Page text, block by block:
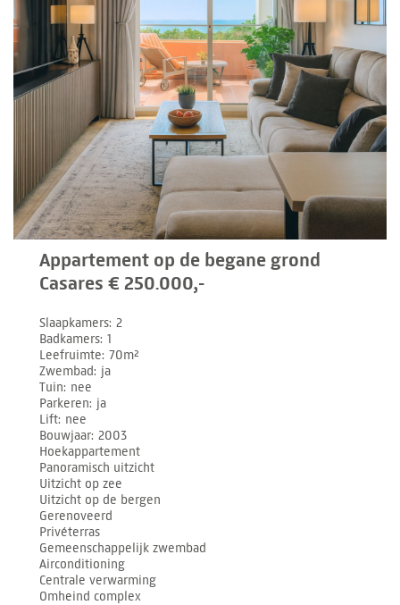
Appartement op de begane grond
Casares € 250.000,-
Slaapkamers 2
Badkamers 1
Leefruimte 70m²
Zwembad ja
Tuin nee
Parkeren ja
Lift nee
Bouwjaar 2003
Hoekappartement
Panoramisch uitzicht
Uitzicht op zee
Uitzicht op de bergen
Gerenoveerd
Privéterras
Gemeenschappelijk zwembad
Airconditioning
Centrale verwarming
Omheind complex